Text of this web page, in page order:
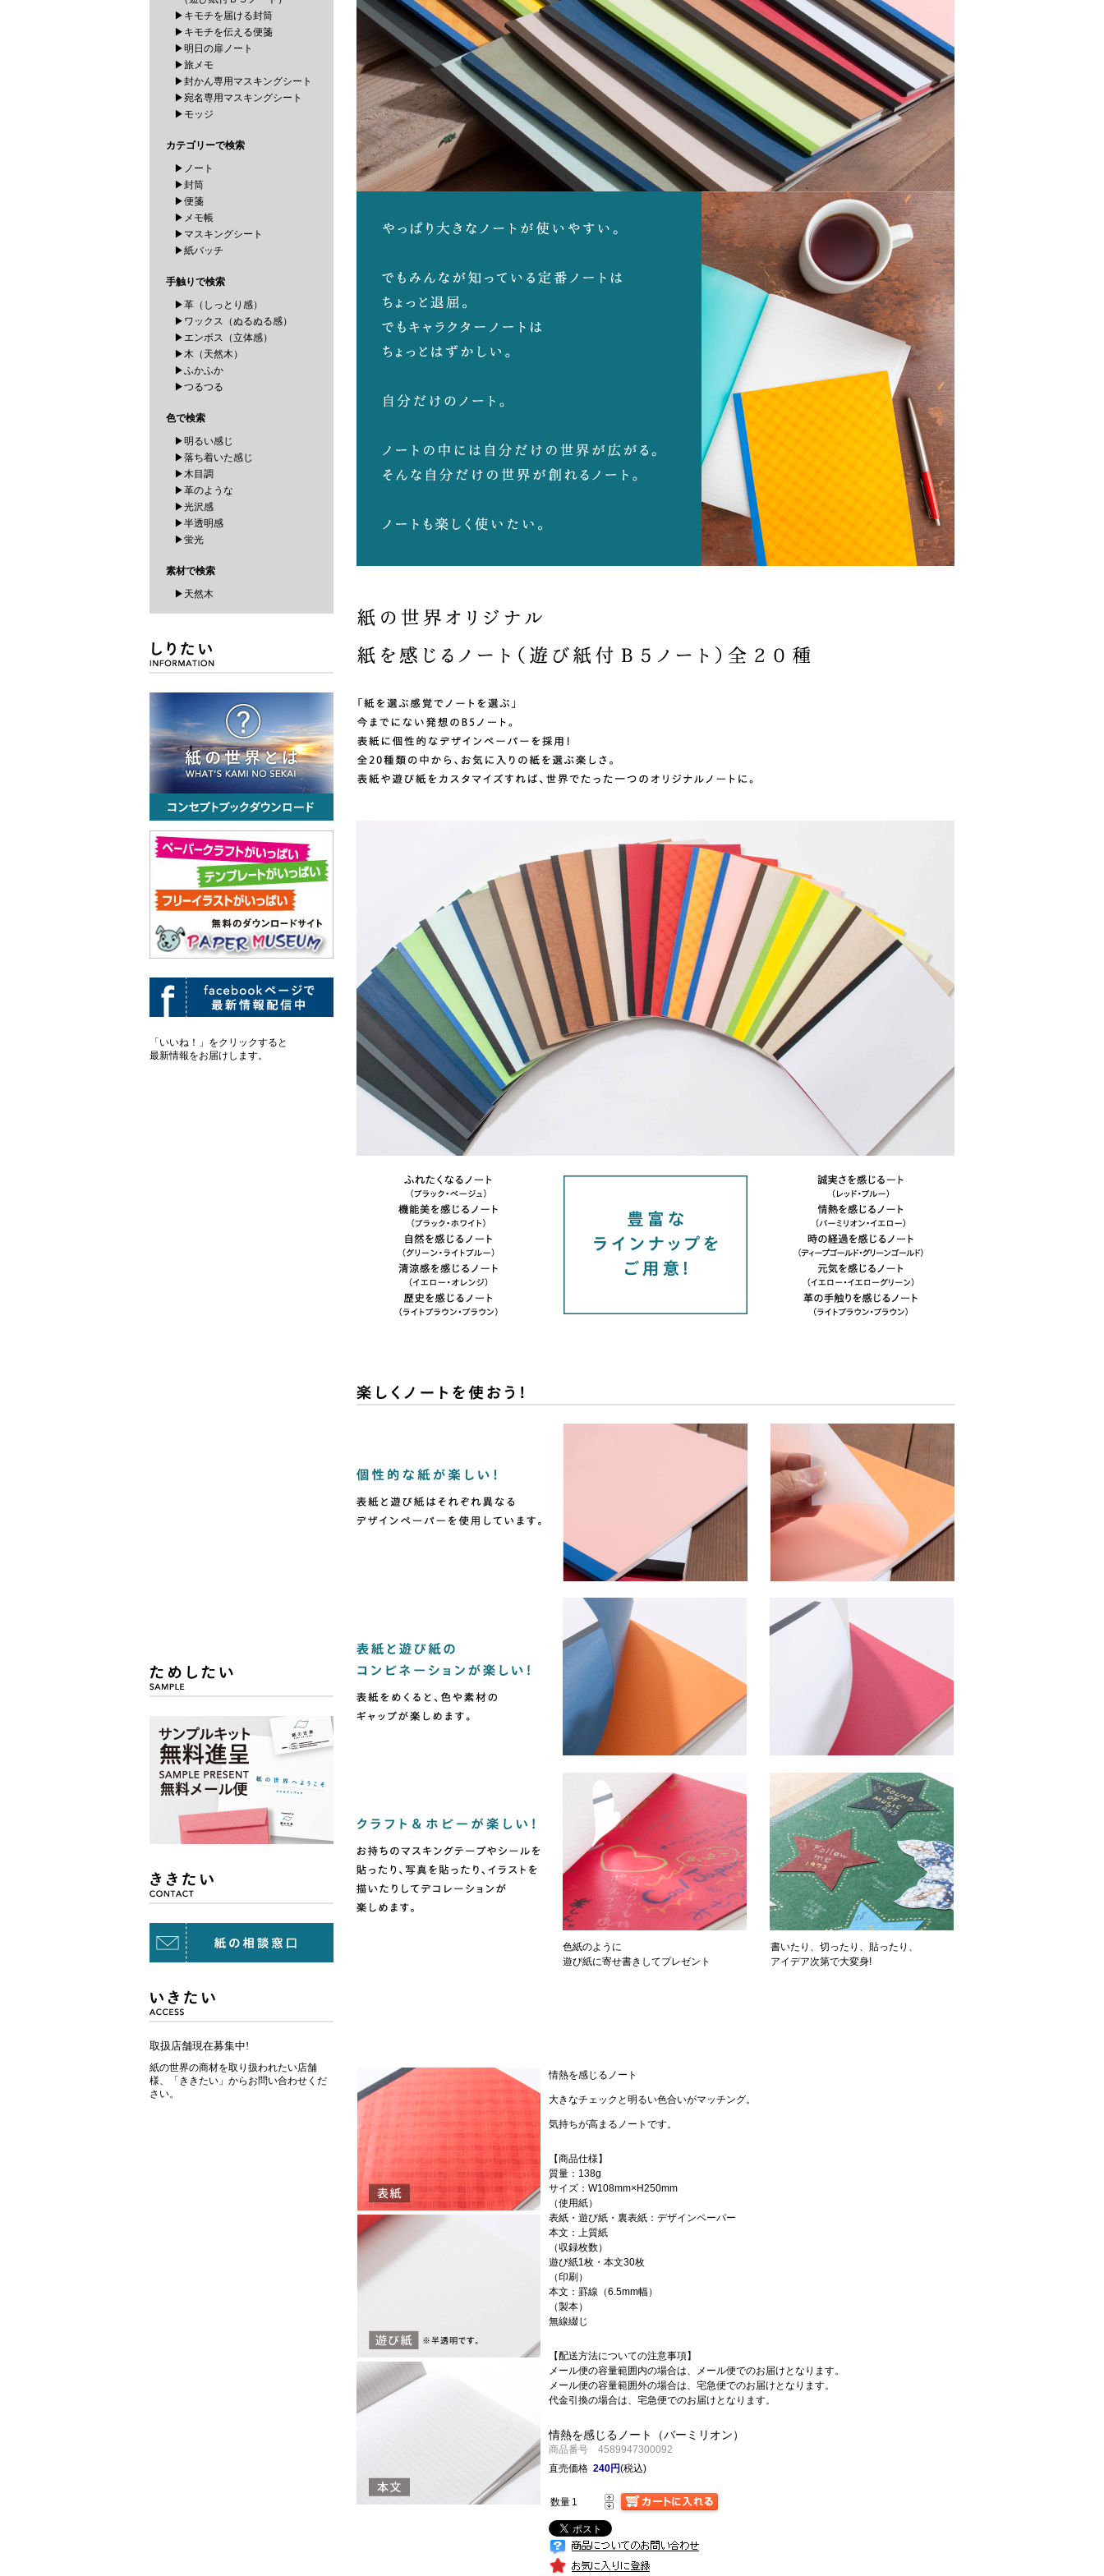
▶キモチを届ける封筒
▶キモチを伝える便箋
▶明日の扉ノート
▶旅メモ
▶封かん専用マスキングシート
▶宛名専用マスキングシート
▶モッジ
カテゴリーで検索
▶ノート
▶封筒
▶便箋
▶メモ帳
▶マスキングシート
▶紙バッチ
手触りで検索
▶革（しっとり感）
▶ワックス（ぬるぬる感）
▶エンボス（立体感）
▶木（天然木）
▶ふかふか
▶つるつる
色で検索
▶明るい感じ
▶落ち着いた感じ
▶木目調
▶革のような
▶光沢感
▶半透明感
▶蛍光
素材で検索
▶天然木
「いいね！」をクリックすると
最新情報をお届けします。
取扱店舗現在募集中!
紙の世界の商材を取り扱われたい店舗
様、「ききたい」からお問い合わせくだ
さい。
色紙のように
遊び紙に寄せ書きしてプレゼント
書いたり、切ったり、貼ったり、
アイデア次第で大変身!
情熱を感じるノート
大きなチェックと明るい色合いがマッチング。
気持ちが高まるノートです。
【商品仕様】
質量：138g
サイズ：W108mm×H250mm
（使用紙）
表紙・遊び紙・裏表紙：デザインペーパー
本文：上質紙
（収録枚数）
遊び紙1枚・本文30枚
（印刷）
本文：罫線（6.5mm幅）
（製本）
無線綴じ
【配送方法についての注意事項】
メール便の容量範囲内の場合は、メール便でのお届けとなります。
メール便の容量範囲外の場合は、宅急便でのお届けとなります。
代金引換の場合は、宅急便でのお届けとなります。
情熱を感じるノート（バーミリオン）
商品番号 4589947300092
直売価格 240円(税込)
数量